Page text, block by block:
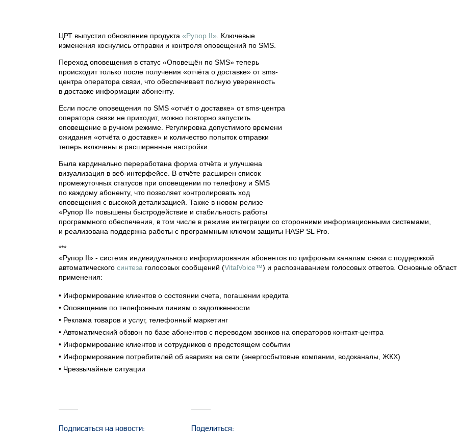
ЦРТ выпустил обновление продукта «Рупор II» . Ключевые
изменения коснулись отправки и контроля оповещений по SMS.
Переход оповещения в статус «Оповещён по SMS» теперь
происходит только после получения «отчёта о доставке» от sms-
центра оператора связи, что обеспечивает полную уверенность
в доставке информации абоненту.
Если после оповещения по SMS «отчёт о доставке» от sms-центра
оператора связи не приходит, можно повторно запустить
оповещение в ручном режиме. Регулировка допустимого времени
ожидания «отчёта о доставке» и количество попыток отправки
теперь включены в расширенные настройки.
Была кардинально переработана форма отчёта и улучшена
визуализация в веб-интерфейсе. В отчёте расширен список
промежуточных статусов при оповещении по телефону и SMS
по каждому абоненту, что позволяет контролировать ход
оповещения с высокой детализацией. Также в новом релизе
«Рупор II» повышены быстродействие и стабильность работы
программного обеспечения, в том числе в режиме интеграции со сторонними информационными системами,
и реализована поддержка работы с программным ключом защиты HASP SL Pro.
***
«Рупор II» - система индивидуального информирования абонентов по цифровым каналам связи с поддержкой
автоматического синтеза голосовых сообщений (VitalVoice™) и распознаванием голосовых ответов. Основные
применения:
• Информирование клиентов о состоянии счета, погашении кредита
• Оповещение по телефонным линиям о задолженности
• Реклама товаров и услуг, телефонный маркетинг
• Автоматический обзвон по базе абонентов с переводом звонков на операторов контакт-центра
• Информирование клиентов и сотрудников о предстоящем событии
• Информирование потребителей об авариях на сети (энергосбытовые компании, водоканалы, ЖКХ)
• Чрезвычайные ситуации
Подписаться на новости: Поделиться: